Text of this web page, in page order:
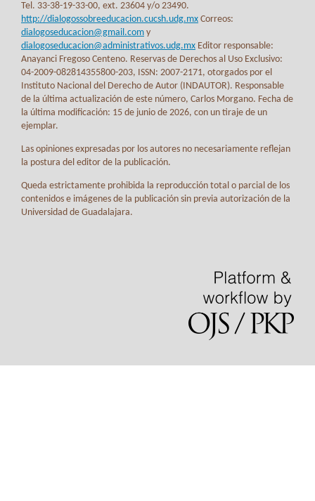
Tel. 33-38-19-33-00, ext. 23604 y/o 23490.
http://dialogossobreeducacion.cucsh.udg.mx Correos:
dialogoseducacion@gmail.com y
dialogoseducacion@administrativos.udg.mx Editor responsable:
Anayanci Fregoso Centeno. Reservas de Derechos al Uso Exclusivo:
04-2009-082814355800-203, ISSN: 2007-2171, otorgados por el
Instituto Nacional del Derecho de Autor (INDAUTOR). Responsable
de la última actualización de este número, Carlos Morgano. Fecha de
la última modificación: 15 de junio de 2026, con un tiraje de un
ejemplar.
Las opiniones expresadas por los autores no necesariamente reflejan
la postura del editor de la publicación.
Queda estrictamente prohibida la reproducción total o parcial de los
contenidos e imágenes de la publicación sin previa autorización de la
Universidad de Guadalajara.